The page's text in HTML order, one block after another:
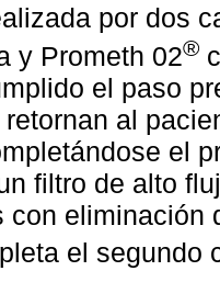
por dos
y Prometh 02®
el paso
al
el
filtro de alto
con eliminación
el segundo